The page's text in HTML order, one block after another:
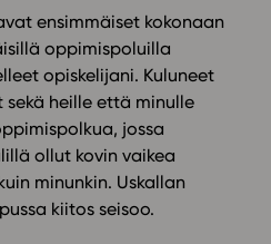
käyttöön
ensimmäiset kokonaan
oppimispoluilla
opiskelijani. Kuluneet
heille että minulle
jossa
ollut kovin vaikea
minunkin. Uskallan
kiitos seisoo.